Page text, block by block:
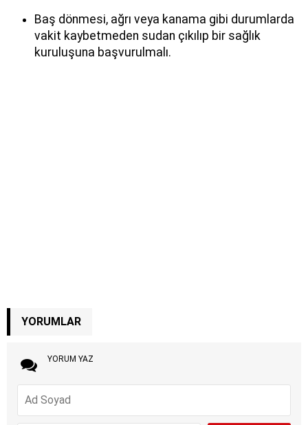
Baş dönmesi, ağrı veya kanama gibi durumlarda
vakit kaybetmeden sudan çıkılıp bir sağlık
kuruluşuna başvurulmalı.
YORUMLAR
YORUM YAZ